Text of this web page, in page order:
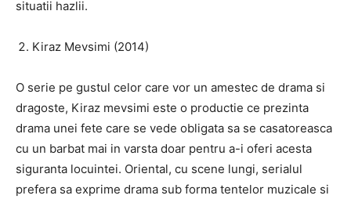
situatii hazlii.
Kiraz Mevsimi (2014)
O serie pe gustul celor care vor un amestec de drama si
dragoste, Kiraz mevsimi este o productie ce prezinta
drama unei fete care se vede obligata sa se casatoreasca
cu un barbat mai in varsta doar pentru a-i oferi acesta
siguranta locuintei. Oriental, cu scene lungi, serialul
prefera sa exprime drama sub forma tentelor muzicale si